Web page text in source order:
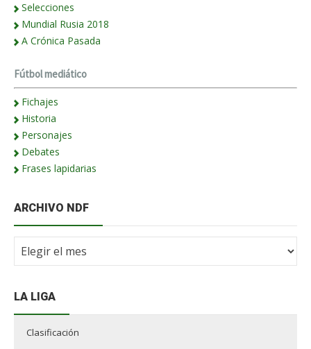
Selecciones
Mundial Rusia 2018
A Crónica Pasada
Fútbol mediático
Fichajes
Historia
Personajes
Debates
Frases lapidarias
ARCHIVO NDF
Archivo
LA LIGA
Clasificación